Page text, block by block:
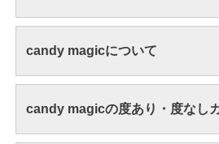
candy magicについて
candy magicの度あり・度なし